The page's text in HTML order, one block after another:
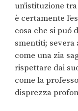
un’istituzione
è certamente
cosa che si puó
smentiti; severa
come una zia
rispettare dai
come la
disprezza